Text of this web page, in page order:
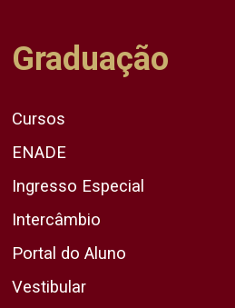
Graduação
Cursos
ENADE
Ingresso Especial
Intercâmbio
Portal do Aluno
Vestibular